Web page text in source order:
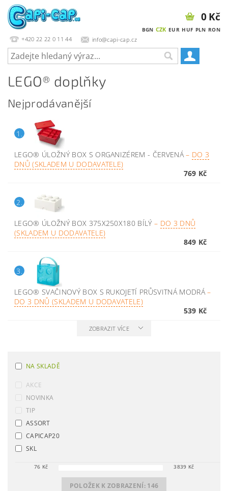
+420 22 22 0 11 44 info@capi-cap.cz
BGN CZK EUR HUF PLN RON
0 Kč
LEGO® doplňky
Nejprodávanější
1.
LEGO® ÚLOŽNÝ BOX S ORGANIZÉREM - ČERVENÁ– DO 3
DNŮ (SKLADEM U DODAVATELE)
769 Kč
2.
LEGO® ÚLOŽNÝ BOX 375X250X180 BÍLÝ– DO 3 DNŮ
(SKLADEM U DODAVATELE)
849 Kč
3.
LEGO® SVAČINOVÝ BOX S RUKOJETÍ PRŮSVITNÁ MODRÁ–
DO 3 DNŮ (SKLADEM U DODAVATELE)
539 Kč
ZOBRAZIT VÍCE
NA SKLADĚ
AKCE
NOVINKA
TIP
ASSORT
CAPICAP20
SKL
76 Kč 3839 Kč
POLOŽEK K ZOBRAZENÍ: 146